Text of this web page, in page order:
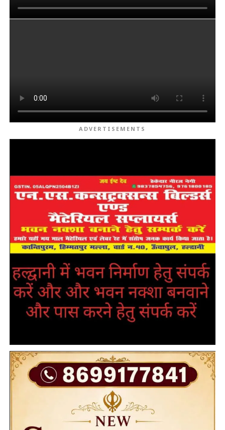
ADVERTISEMENTS